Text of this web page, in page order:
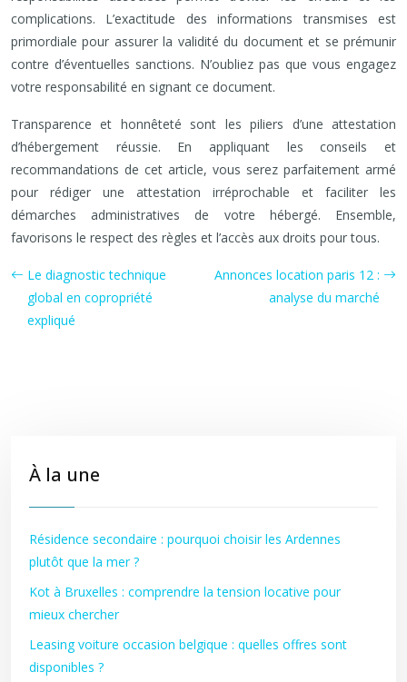
complications. L’exactitude des informations transmises est
primordiale pour assurer la validité du document et se prémunir
contre d’éventuelles sanctions. N’oubliez pas que vous engagez
votre responsabilité en signant ce document.
Transparence et honnêteté sont les piliers d’une attestation
d’hébergement réussie. En appliquant les conseils et
recommandations de cet article, vous serez parfaitement armé
pour rédiger une attestation irréprochable et faciliter les
démarches administratives de votre hébergé. Ensemble,
favorisons le respect des règles et l’accès aux droits pour tous.
Le diagnostic technique
global en copropriété
expliqué
Annonces location paris 12 :
analyse du marché
À la une
Résidence secondaire : pourquoi choisir les Ardennes
plutôt que la mer ?
Kot à Bruxelles : comprendre la tension locative pour
mieux chercher
Leasing voiture occasion belgique : quelles offres sont
disponibles ?